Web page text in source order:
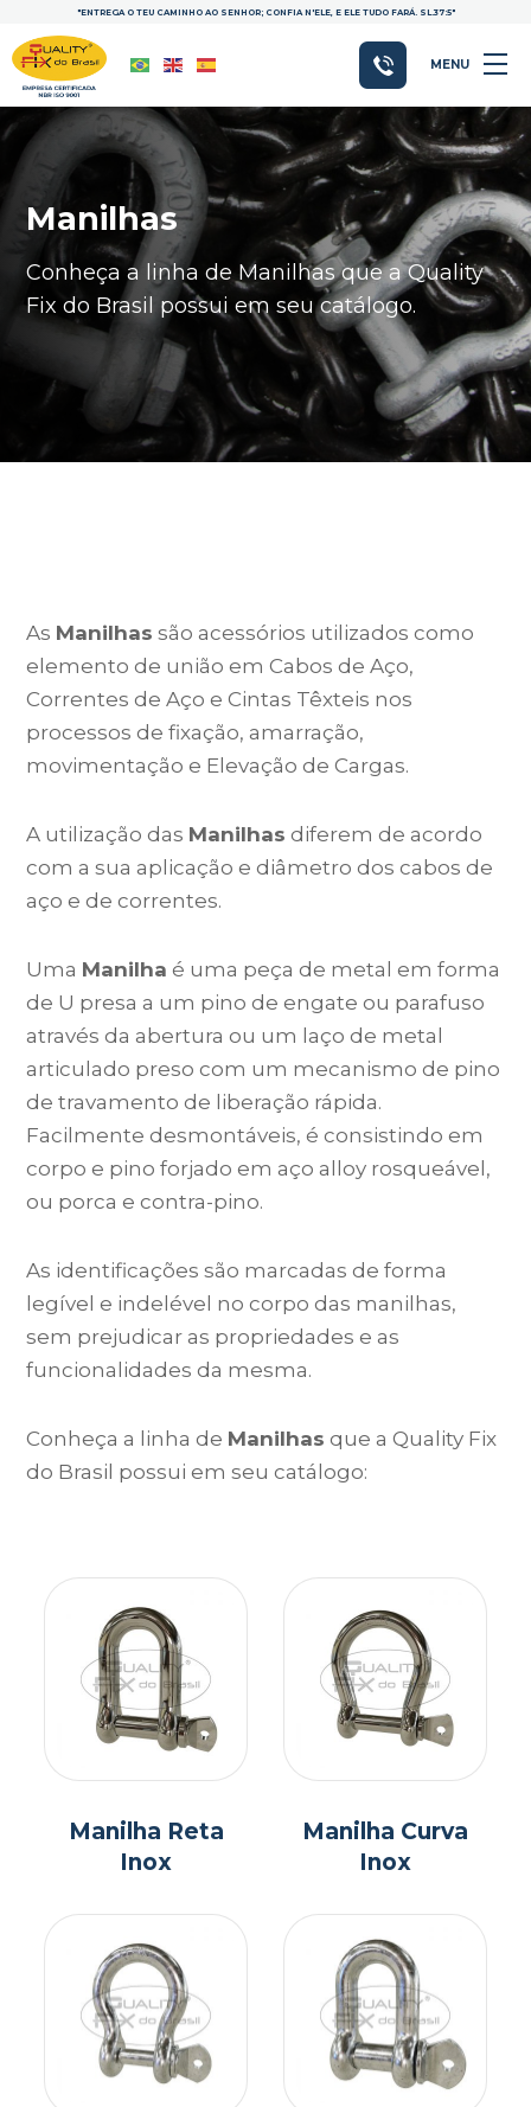
"ENTREGA O TEU CAMINHO AO SENHOR; CONFIA N'ELE, E ELE TUDO FARÁ. SL.37:5"
MENU
Manilhas
Conheça a linha de Manilhas que a Quality
Fix do Brasil possui em seu catálogo.
As Manilhas são acessórios utilizados como
elemento de união em Cabos de Aço,
Correntes de Aço e Cintas Têxteis nos
processos de fixação, amarração,
movimentação e Elevação de Cargas.
A utilização das Manilhas diferem de acordo
com a sua aplicação e diâmetro dos cabos de
aço e de correntes.
Uma Manilha é uma peça de metal em forma
de U presa a um pino de engate ou parafuso
através da abertura ou um laço de metal
articulado preso com um mecanismo de pino
de travamento de liberação rápida.
Facilmente desmontáveis, é consistindo em
corpo e pino forjado em aço alloy rosqueável,
ou porca e contra-pino.
As identificações são marcadas de forma
legível e indelével no corpo das manilhas,
sem prejudicar as propriedades e as
funcionalidades da mesma.
Conheça a linha de Manilhas que a Quality Fix
do Brasil possui em seu catálogo:
Manilha Reta
Inox
Manilha Curva
Inox